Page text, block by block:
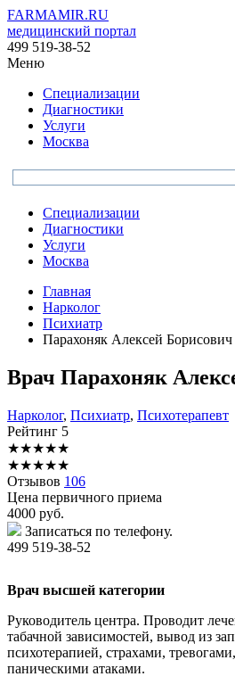
FARMAMIR.RU
медицинский портал
499 519-38-52
Меню
Специализации
Диагностики
Услуги
Москва
Специализации
Диагностики
Услуги
Москва
Главная
Нарколог
Психиатр
Парахоняк Алексей Борисович
Врач Парахоняк
Нарколог, Психиатр, Психотерапевт
Рейтинг 5
★★★★★
★★★★★
Отзывов 106
Цена первичного приема
4000 руб.
Записаться по телефону.
499 519-38-52
Врач высшей категории
Руководитель центра. Проводит
табачной зависимостей, вывод из
психотерапией, страхами,
паническими атаками.